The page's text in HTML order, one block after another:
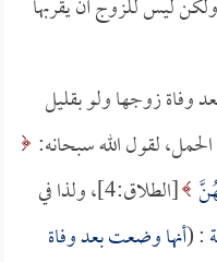
ليس للزوج أن يقربها
وفاة زوجها ولو بقليل
لقول الله سبحانه:
[الطلاق:4]، ولذا في
: (أنها وضعت بعد وفاة